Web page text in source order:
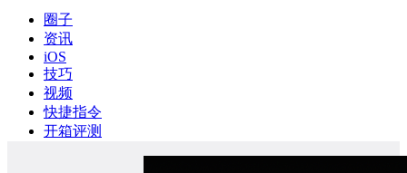
圈子
资讯
iOS
技巧
视频
快捷指令
开箱评测